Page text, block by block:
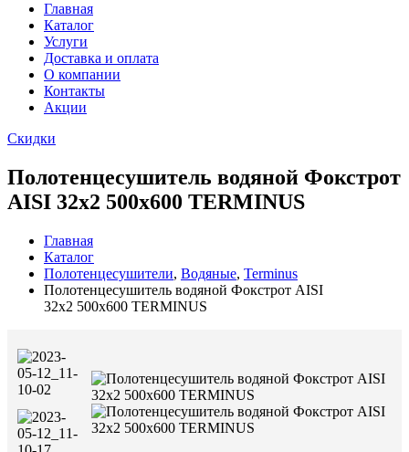
Главная
Каталог
Услуги
Доставка и оплата
О компании
Контакты
Акции
Скидки
Полотенцесушитель водяной Фокстрот
AISI 32х2 500х600 TERMINUS
Главная
Каталог
Полотенцесушители, Водяные, Terminus
Полотенцесушитель водяной Фокстрот AISI
32х2 500х600 TERMINUS